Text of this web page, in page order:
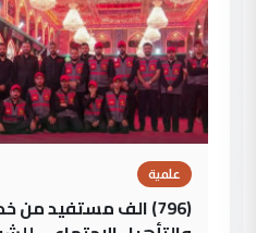
علمية
(796) الف مستفيد